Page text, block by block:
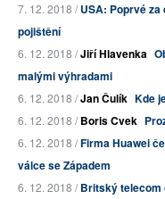
7. 12. 2018 /USA: Poprvé
pojištění
6. 12. 2018 /Jiří Hlavenka
malými výhradami
6. 12. 2018 /Jan Čulík Kde
6. 12. 2018 /Boris Cvek
6. 12. 2018 /Firma Huawei
válce se Západem
6. 12. 2018 /Britský telecom